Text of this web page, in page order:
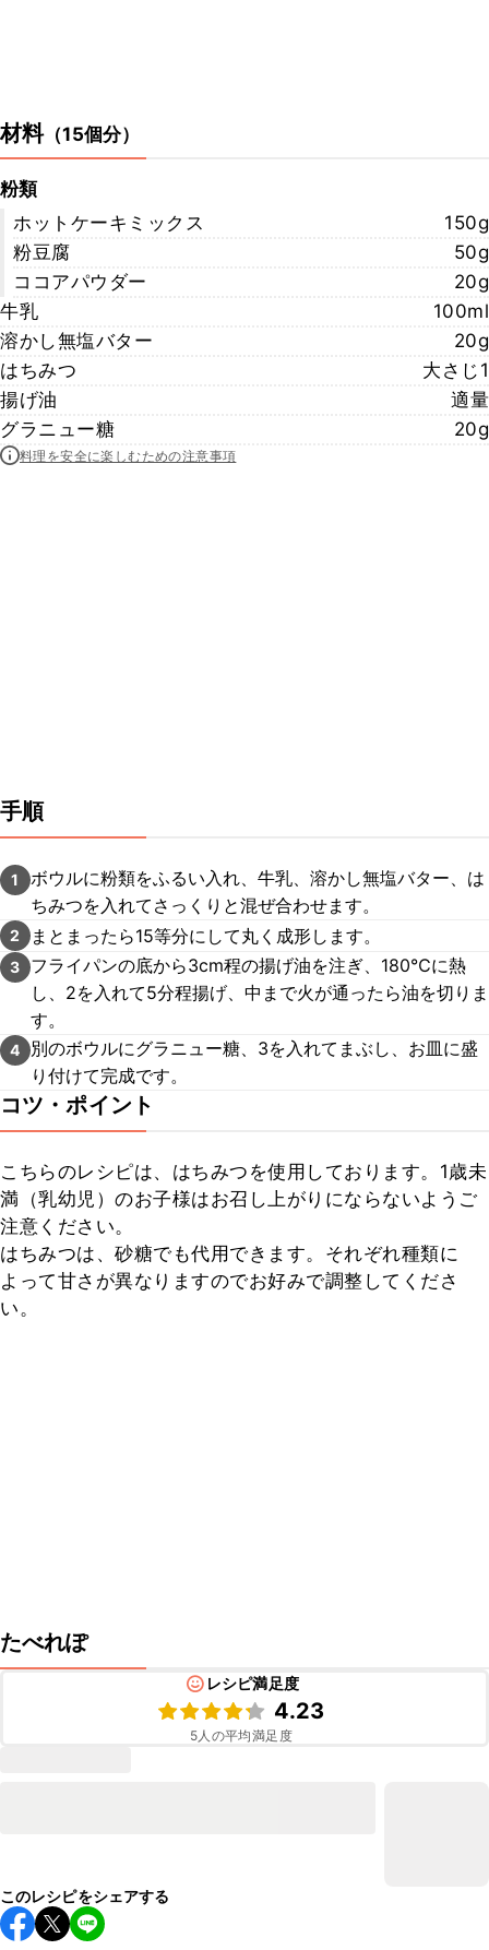
材料（15個分）
粉類
ホットケーキミックス
150g
粉豆腐
50g
ココアパウダー
20g
牛乳
100ml
溶かし無塩バター
20g
はちみつ
大さじ1
揚げ油
適量
グラニュー糖
20g
料理を安全に楽しむための注意事項
手順
1
ボウルに粉類をふるい入れ、牛乳、溶かし無塩バター、は
ちみつを入れてさっくりと混ぜ合わせます。
2 まとまったら15等分にして丸く成形します。
3
フライパンの底から3cm程の揚げ油を注ぎ、180℃に熱
し、2を入れて5分程揚げ、中まで火が通ったら油を切りま
す。
4
別のボウルにグラニュー糖、3を入れてまぶし、お皿に盛
り付けて完成です。
コツ・ポイント
こちらのレシピは、はちみつを使用しております。1歳未
満（乳幼児）のお子様はお召し上がりにならないようご
注意ください。
はちみつは、砂糖でも代用できます。それぞれ種類に
よって甘さが異なりますのでお好みで調整してくださ
い。
たべれぽ
レシピ満足度
4.23
5人の平均満足度
このレシピをシェアする